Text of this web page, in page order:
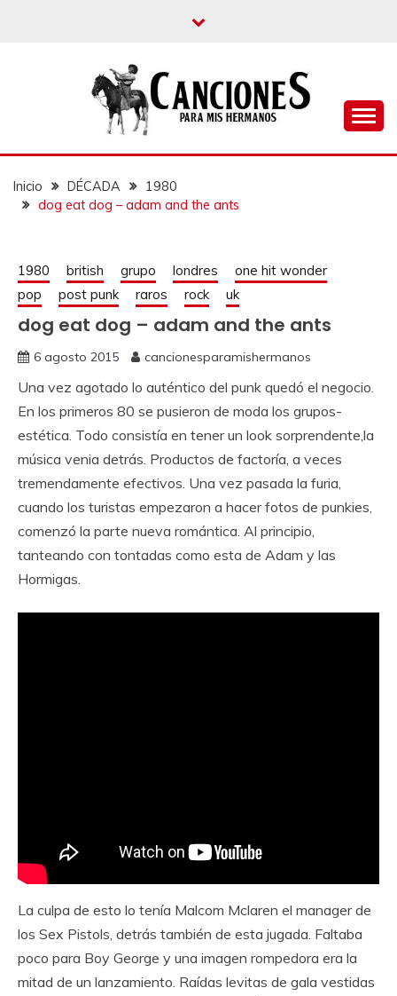
CANCIONES PARA
MIS HERMANOS
Inicio DÉCADA
1980
dog eat dog – adam and the ants
1980 british grupo londres
one hit wonder
pop
post punk raros rock uk
dog eat dog – adam and the ants
6 agosto 2015 cancionesparamishermanos
Una vez agotado lo auténtico del punk quedó el negocio.
En los primeros 80 se pusieron de moda los grupos-
estética. Todo consistía en tener un look sorprendente,la
música venia detrás. Productos de factoría, a veces
tremendamente efectivos. Una vez pasada la furia,
cuando los turistas empezaron a hacer fotos de punkies,
comenzó la parte nueva romántica. Al principio,
tanteando con tontadas como esta de Adam y las
Hormigas.
La culpa de esto lo tenía Malcom Mclaren el manager de
los Sex Pistols, detrás también de esta jugada. Faltaba
poco para Boy George y una imagen rompedora era la
mitad de un lanzamiento. Raídas levitas de gala vestidas